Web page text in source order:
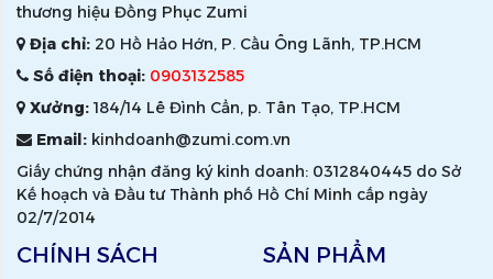
thương hiệu Đồng Phục Zumi
Địa chỉ: 20 Hồ Hảo Hớn, P. Cầu Ông Lãnh, TP.HCM
Số điện thoại: 0903132585
Xưởng:184/14 Lê Đình Cẩn, p. Tân Tạo, TP.HCM
Email: kinhdoanh@zumi.com.vn
Giấy chứng nhận đăng ký kinh doanh: 0312840445 do Sở
Kế hoạch và Đầu tư Thành phố Hồ Chí Minh cấp ngày
02/7/2014
CHÍNH SÁCH SẢN PHẨM